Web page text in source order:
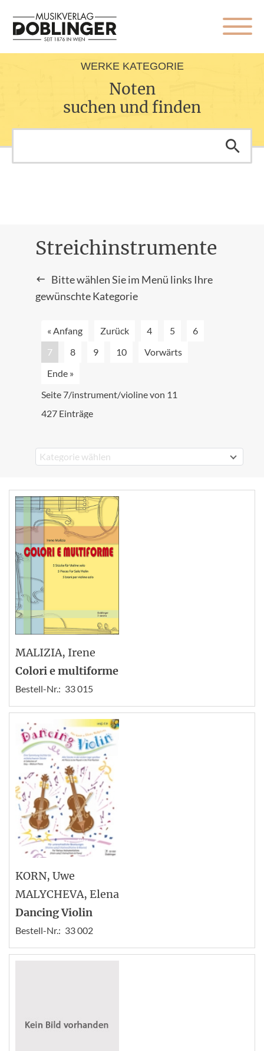
WERKE KATEGORIE
Noten
suchen und finden
Streichinstrumente
Bitte wählen Sie im Menü links Ihre
gewünschte Kategorie
« Anfang Zurück 4 5
6
7
8 9 10
Vorwärts
Ende »
Seite 7/instrument/violine von 11
427 Einträge
Kategorie wählen
MALIZIA, Irene
Colori e multiforme
Bestell-Nr.: 33 015
KORN, Uwe
MALYCHEVA, Elena
Dancing Violin
Bestell-Nr.: 33 002